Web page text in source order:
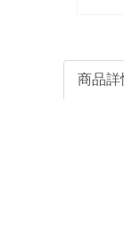
商品詳